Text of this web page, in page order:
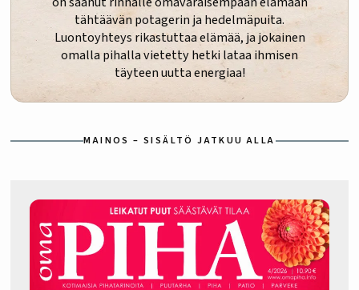
tähtäävän potagerin ja hedelmäpuita.
Luontoyhteys rikastuttaa elämää, ja jokainen
omalla pihalla vietetty hetki lataa ihmisen
täyteen uutta energiaa!
MAINOS – SISÄLTÖ JATKUU ALLA